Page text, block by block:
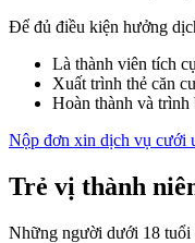
Để đủ điều kiện hưởng
Là thành viên tích
Xuất trình thẻ căn
Hoàn thành và trình
Nộp đơn xin dịch vụ cưới
Trẻ vị thành
Những người dưới 18 tuổi